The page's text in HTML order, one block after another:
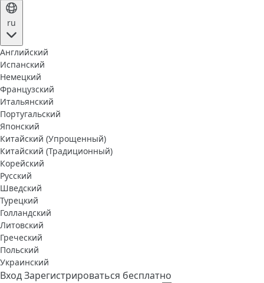
ru
Английский
Испанский
Немецкий
Французский
Итальянский
Португальский
Японский
Китайский (Упрощенный)
Китайский (Традиционный)
Корейский
Русский
Шведский
Турецкий
Голландский
Литовский
Греческий
Польский
Украинский
ВходЗарегистрироваться бесплатно